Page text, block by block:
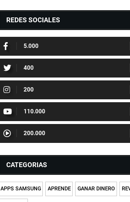
REDES SOCIALES
5.000
400
200
110.000
200.000
CATEGORIAS
APPS SAMSUNG APRENDE GANAR DINERO